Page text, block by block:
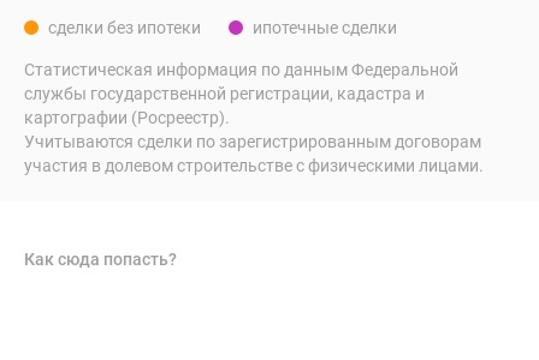
сделки без ипотеки ипотечные сделки
Статистическая информация по данным Федеральной
службы государственной регистрации, кадастра и
картографии (Росреестр).
Учитываются сделки по зарегистрированным договорам
участия в долевом строительстве с физическими лицами.
Как сюда попасть?